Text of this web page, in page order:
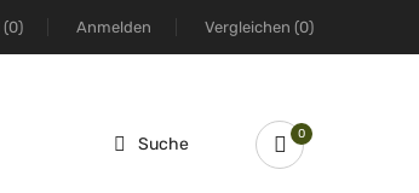
(0) Anmelden Vergleichen (0)
Suche 0